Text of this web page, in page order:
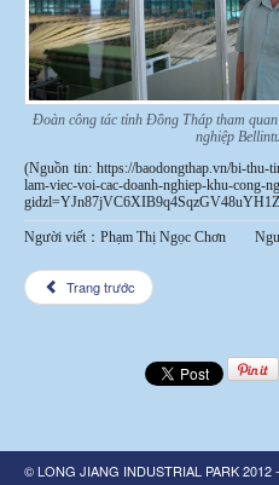
Đoàn công tác tỉnh Đồng Tháp tham
nghiệp
(Nguồn tin: https://baodongthap.vn/bi-thu-
lam-viec-voi-cac-doanh-nghiep-khu-cong-
Người viết：Phạm Thị Ngọc Chơn
Trang trước
© LONG JIANG INDUSTRIAL PARK 2012